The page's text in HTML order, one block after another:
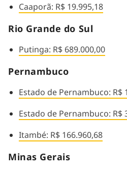
Caaporã: R$ 19.995,18
Rio Grande do Sul
Putinga: R$ 689.000,00
Pernambuco
Estado de Pernambuco: R$
Estado de Pernambuco: R$
Itambé: R$ 166.960,68
Minas Gerais